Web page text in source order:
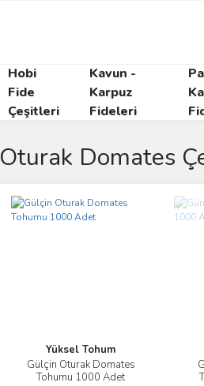
Hobi
Fide
Çeşitleri
Kavun -
Karpuz
Fideleri
Oturak Domates
Yüksel Tohum
Gülçin Oturak Domates
Tohumu 1000 Adet
İncele